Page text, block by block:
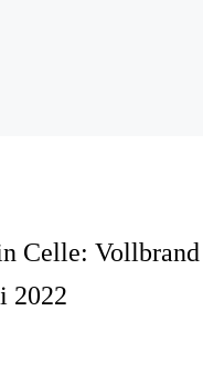
Celle: Vollbrand
2022